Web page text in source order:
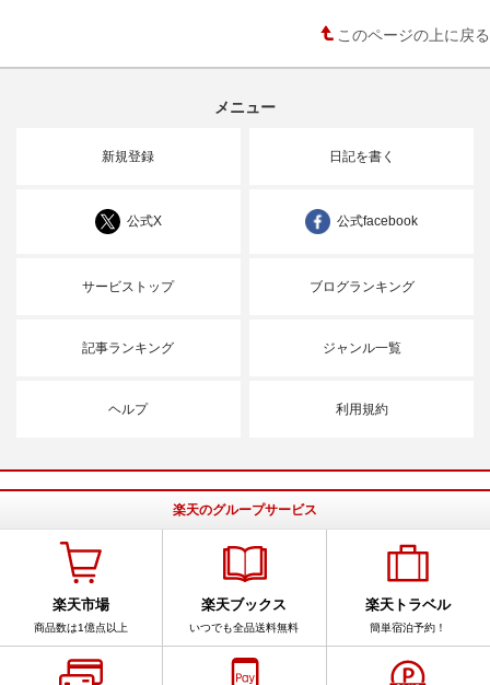
このページの上に戻る
メニュー
新規登録 日記を書く
公式X 公式facebook
サービストップ ブログランキング
記事ランキング ジャンル一覧
ヘルプ 利用規約
楽天のグループサービス
楽天市場
商品数は1億点以上
楽天ブックス
いつでも全品送料無料
楽天トラベル
簡単宿泊予約！